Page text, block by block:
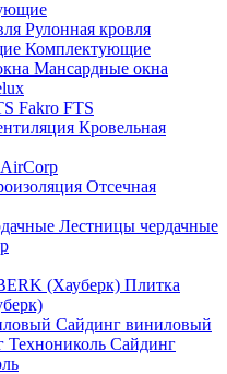
Рулонная кровля
Комплектующие
Мансардные окна
Fakro FTS
Кровельная
AirCorp
Отсечная
Лестницы чердачные
Плитка
Сайдинг виниловый
Сайдинг